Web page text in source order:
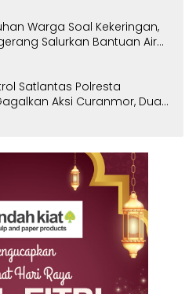
Warga Soal Kekeringan,
Salurkan Bantuan Air
Satlantas Polresta
Aksi Curanmor, Dua